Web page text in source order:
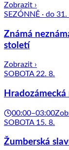
Zobrazit ›
SEZÓNNĚ · do 31.
Známá
století
Zobrazit ›
SOBOTA 22. 8.
Hradozámecká
00:00–03:00
SOBOTA 15. 8.
Žumberská